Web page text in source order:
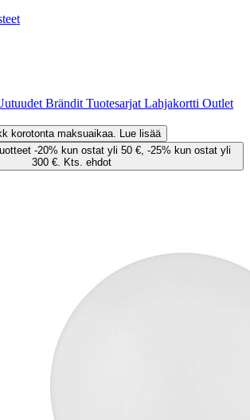
Brändit Tuotesarjat Lahjakortti Outlet
korotonta maksuaikaa. Lue lisää
-20% kun ostat yli 50 €, -25% kun ostat yli
300 €. Kts. ehdot